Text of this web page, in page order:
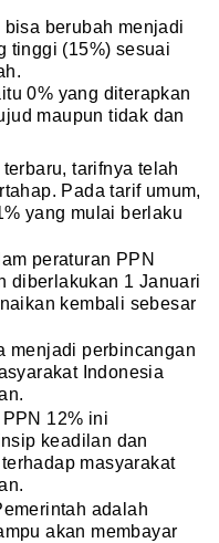
berubah menjadi
tinggi (15%) sesuai
0% yang diterapkan
maupun tidak dan
tarifnya telah
Pada tarif umum,
yang mulai berlaku
peraturan PPN
diberlakukan 1 Januari
kembali sebesar
menjadi perbincangan
Indonesia
12% ini
keadilan dan
masyarakat
adalah
akan membayar